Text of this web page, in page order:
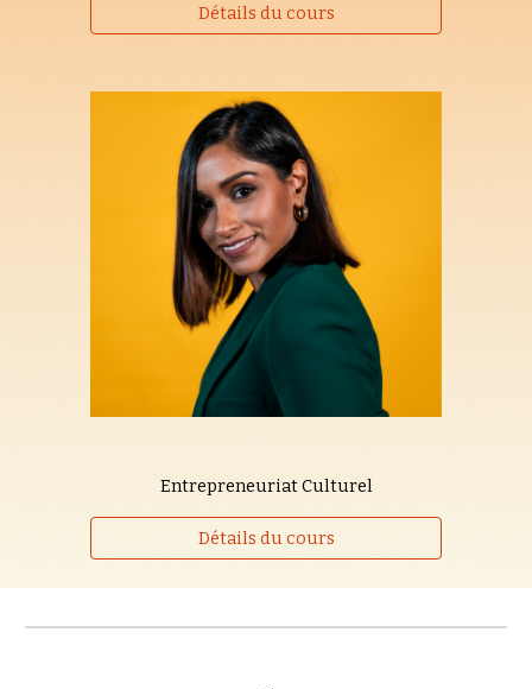
Détails du cours
Entrepreneuriat Culturel
Détails du cours